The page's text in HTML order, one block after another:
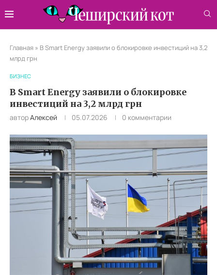
Главная » В Smart Energy заявили о блокировке инвестиций на 3,2
млрд грн
БИЗНЕС
В Smart Energy заявили о блокировке
инвестиций на 3,2 млрд грн
авторАлексей 05.07.2026 0 комментарии